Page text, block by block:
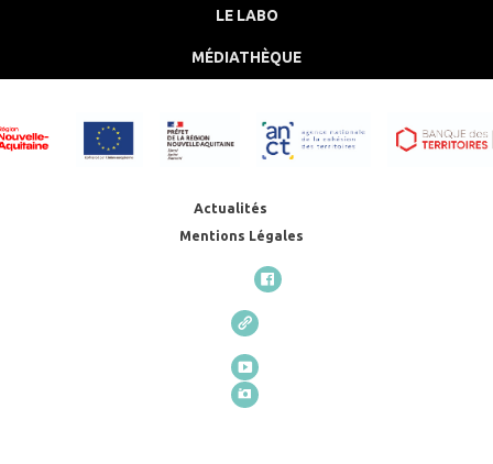
LE LABO
MÉDIATHÈQUE
Actualités
Mentions Légales